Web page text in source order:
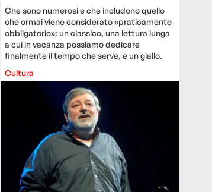
Che sono numerosi e che includono quello
che ormai viene considerato «praticamente
obbligatorio»: un classico, una lettura lunga
a cui in vacanza possiamo dedicare
finalmente il tempo che serve, e un giallo.
Cultura